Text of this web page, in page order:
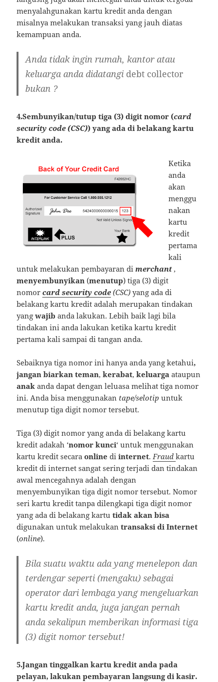
menyalahgunakan kartu kredit anda dengan
misalnya melakukan transaksi yang jauh diatas
kemampuan anda.
Anda tidak ingin rumah, kantor atau
keluarga anda didatangi debt collector
bukan ?
4.Sembunyikan/tutup tiga (3) digit nomor (card
security code (CSC)) yang ada di belakang kartu
kredit anda.
Ketika
anda
akan
menggu
nakan
kartu
kredit
pertama
kali
untuk melakukan pembayaran dimerchant,
menyembunyikan (menutup) tiga (3) digit
nomorcard security code (CSC) yang ada di
belakang kartu kredit adalah merupakan tindakan
yangwajib anda lakukan. Lebih baik lagi bila
tindakan ini anda lakukan ketika kartu kredit
pertama kali sampai di tangan anda.
Sebaiknya tiga nomor ini hanya anda yang ketahui,
jangan biarkan teman,kerabat,keluarga ataupun
anak anda dapat dengan leluasa melihat tiga nomor
ini. Anda bisa menggunakan tape/selotip untuk
menutup tiga digit nomor tersebut.
Tiga (3) digit nomor yang anda di belakang kartu
kredit adakah ‘nomor kunci‘ untuk menggunakan
kartu kredit secaraonline diinternet.Fraud kartu
kredit di internet sangat sering terjadi dan tindakan
awal mencegahnya adalah dengan
menyembunyikan tiga digit nomor tersebut. Nomor
seri kartu kredit tanpa dilengkapi tiga digit nomor
yang ada di belakang kartutidak akan bisa
digunakan untuk melakukantransaksi di Internet
(online).
Bila suatu waktu ada yang menelepon dan
terdengar seperti (mengaku) sebagai
operator dari lembaga yang mengeluarkan
kartu kredit anda,juga jangan pernah
anda sekalipun memberikan informasi tiga
(3) digit nomor tersebut!
5.Jangan tinggalkan kartu kredit anda pada
pelayan, lakukan pembayaran langsung di kasir.